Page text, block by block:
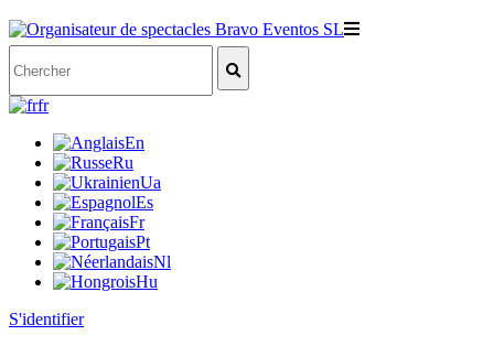
fr
En
Ru
Ua
Es
Fr
Pt
Nl
Hu
S'identifier